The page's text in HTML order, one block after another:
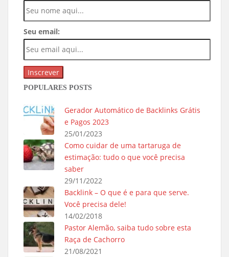
Seu email:
POPULARES POSTS
Gerador Automático de Backlinks Grátis
e Pagos 2023
25/01/2023
Como cuidar de uma tartaruga de
estimação: tudo o que você precisa
saber
29/11/2022
Backlink – O que é e para que serve.
Você precisa dele!
14/02/2018
Pastor Alemão, saiba tudo sobre esta
Raça de Cachorro
21/08/2021